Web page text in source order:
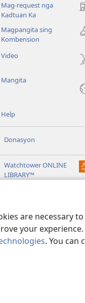
are necessary
your
. You can
Mag-request nga
Kadtuan Ka
Magpangita sing
Kombension
Video
Mangita
Help
Donasyon
Watchtower ONLINE
LIBRARY™